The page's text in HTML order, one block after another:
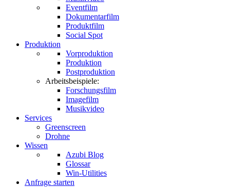
Eventfilm
Dokumentarfilm
Produktfilm
Social Spot
Produktion
Vorproduktion
Produktion
Postproduktion
Arbeitsbeispiele:
Forschungsfilm
Imagefilm
Musikvideo
Services
Greenscreen
Drohne
Wissen
Azubi Blog
Glossar
Win-Utilities
Anfrage starten